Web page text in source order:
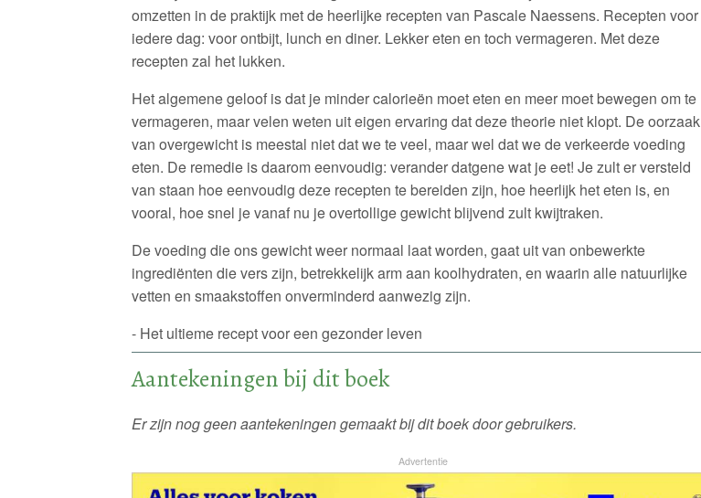
omzetten in de praktijk met de heerlijke recepten van Pascale Naessens. Recepten voor
iedere dag: voor ontbijt, lunch en diner. Lekker eten en toch vermageren. Met deze
recepten zal het lukken.
Het algemene geloof is dat je minder calorieën moet eten en meer moet bewegen om te
vermageren, maar velen weten uit eigen ervaring dat deze theorie niet klopt. De oorzaak
van overgewicht is meestal niet dat we te veel, maar wel dat we de verkeerde voeding
eten. De remedie is daarom eenvoudig: verander datgene wat je eet! Je zult er versteld
van staan hoe eenvoudig deze recepten te bereiden zijn, hoe heerlijk het eten is, en
vooral, hoe snel je vanaf nu je overtollige gewicht blijvend zult kwijtraken.
De voeding die ons gewicht weer normaal laat worden, gaat uit van onbewerkte
ingrediënten die vers zijn, betrekkelijk arm aan koolhydraten, en waarin alle natuurlijke
vetten en smaakstoffen onverminderd aanwezig zijn.
- Het ultieme recept voor een gezonder leven
Aantekeningen bij dit boek
Er zijn nog geen aantekeningen gemaakt bij dit boek door gebruikers.
Advertentie